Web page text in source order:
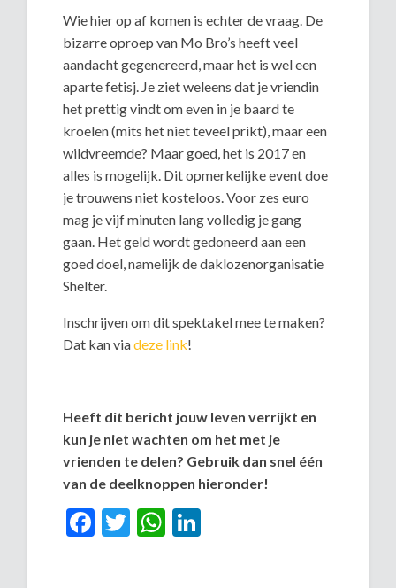
Wie hier op af komen is echter de vraag. De
bizarre oproep van Mo Bro’s heeft veel
aandacht gegenereerd, maar het is wel een
aparte fetisj. Je ziet weleens dat je vriendin
het prettig vindt om even in je baard te
kroelen (mits het niet teveel prikt), maar een
wildvreemde? Maar goed, het is 2017 en
alles is mogelijk. Dit opmerkelijke event doe
je trouwens niet kosteloos. Voor zes euro
mag je vijf minuten lang volledig je gang
gaan. Het geld wordt gedoneerd aan een
goed doel, namelijk de daklozenorganisatie
Shelter.
Inschrijven om dit spektakel mee te maken?
Dat kan viadeze link!
Heeft dit bericht jouw leven verrijkt en
kun je niet wachten om het met je
vrienden te delen? Gebruik dan snel één
van de deelknoppen hieronder!
Facebook
TwitterWhatsApp